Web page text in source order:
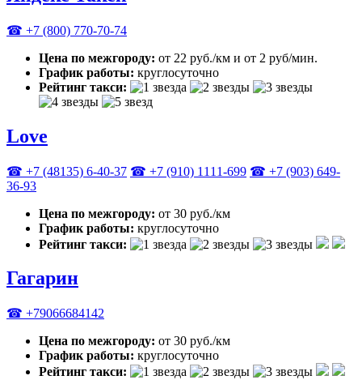
☎ +7 (800) 770-70-74
Цена по межгороду: от 22 руб./км и от 2 руб/мин.
График работы: круглосуточно
Рейтинг такси:
Love
☎ +7 (48135) 6-40-37 ☎ +7 (910) 1111-699 ☎ +7 (903) 649-
36-93
Цена по межгороду: от 30 руб./км
График работы: круглосуточно
Рейтинг такси:
Гагарин
☎ +79066684142
Цена по межгороду: от 30 руб./км
График работы: круглосуточно
Рейтинг такси: